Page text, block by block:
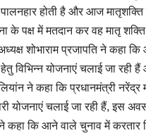
होती है और आज
के पक्ष में मतदान कर वह मातृ
शोभाराम प्रजापति ने कहा
विभिन्न योजनाएं चलाई जा रही
ने कहा कि प्रधानमंत्री
योजनाएं चलाई जा रही हैं, इस
कहा कि आने वाले चुनाव में करतार